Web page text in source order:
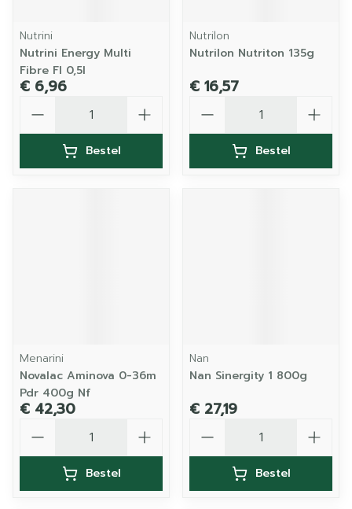
Nutrini
Nutrini Energy Multi
Fibre Fl 0,5l
€ 6,96
Bestel
Nutrilon
Nutrilon Nutriton 135g
€ 16,57
Bestel
Menarini
Novalac Aminova 0-36m
Pdr 400g Nf
€ 42,30
Bestel
Nan
Nan Sinergity 1 800g
€ 27,19
Bestel